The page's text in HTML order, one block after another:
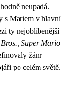
neupadá.
s Mariem v hlavní
ty nejoblíbenější
Super Mario
žánr
po celém světě.